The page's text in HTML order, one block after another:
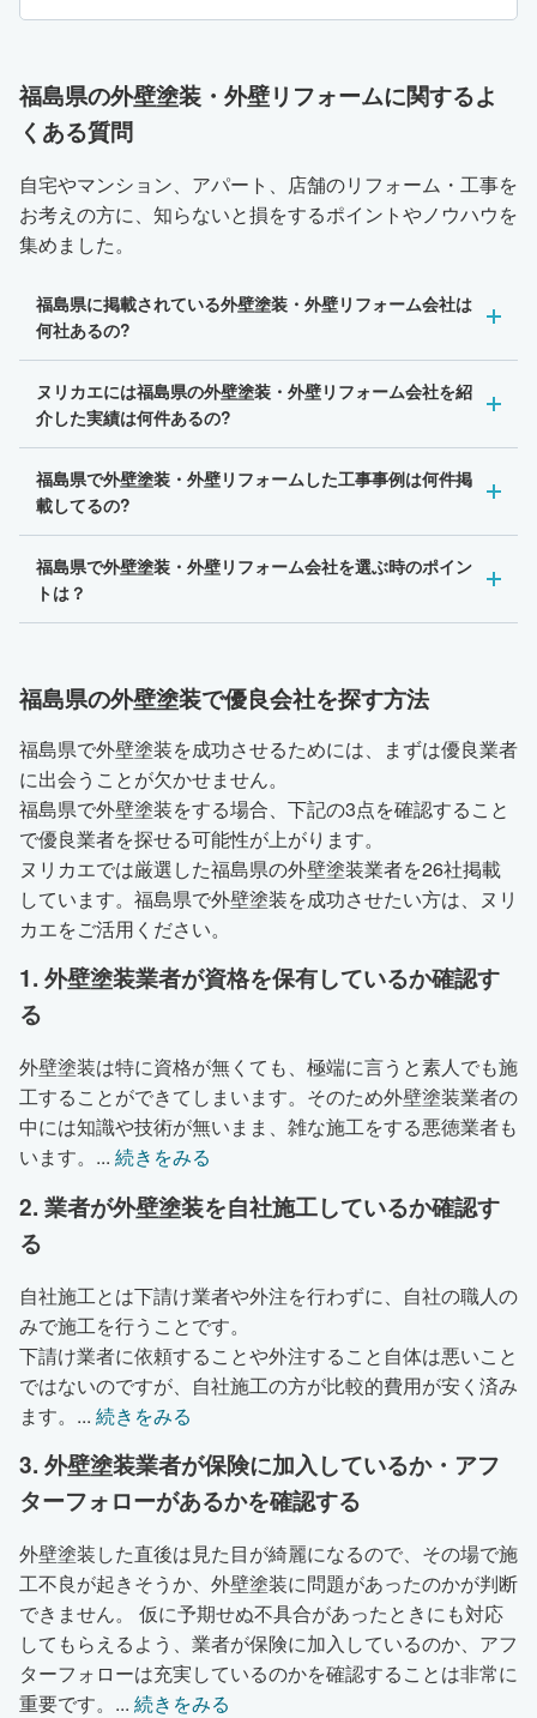
ちらにお願いしました。
福島県の外壁塗装・外壁リフォームに関するよ
くある質問
自宅やマンション、アパート、店舗のリフォーム・工事を
お考えの方に、知らないと損をするポイントやノウハウを
集めました。
福島県に掲載されている外壁塗装・外壁リフォーム会社は
何社あるの?
ヌリカエには福島県の外壁塗装・外壁リフォーム会社を紹
介した実績は何件あるの?
福島県で外壁塗装・外壁リフォームした工事事例は何件掲
載してるの?
福島県で外壁塗装・外壁リフォーム会社を選ぶ時のポイン
トは？
福島県の外壁塗装で優良会社を探す方法
福島県で外壁塗装を成功させるためには、まずは優良業者
に出会うことが欠かせません。
福島県で外壁塗装をする場合、下記の3点を確認すること
で優良業者を探せる可能性が上がります。
ヌリカエでは厳選した福島県の外壁塗装業者を26社掲載
しています。福島県で外壁塗装を成功させたい方は、ヌリ
カエをご活用ください。
1. 外壁塗装業者が資格を保有しているか確認す
る
外壁塗装は特に資格が無くても、極端に言うと素人でも施
工することができてしまいます。そのため外壁塗装業者の
中には知識や技術が無いまま、雑な施工をする悪徳業者も
います。 ... 続きをみる
2. 業者が外壁塗装を自社施工しているか確認す
る
自社施工とは下請け業者や外注を行わずに、自社の職人の
みで施工を行うことです。
下請け業者に依頼することや外注すること自体は悪いこと
ではないのですが、自社施工の方が比較的費用が安く済み
ます。 ... 続きをみる
3. 外壁塗装業者が保険に加入しているか・アフ
ターフォローがあるかを確認する
外壁塗装した直後は見た目が綺麗になるので、その場で施
工不良が起きそうか、外壁塗装に問題があったのかが判断
できません。 仮に予期せぬ不具合があったときにも対応
してもらえるよう、業者が保険に加入しているのか、アフ
ターフォローは充実しているのかを確認することは非常に
重要です。 ... 続きをみる